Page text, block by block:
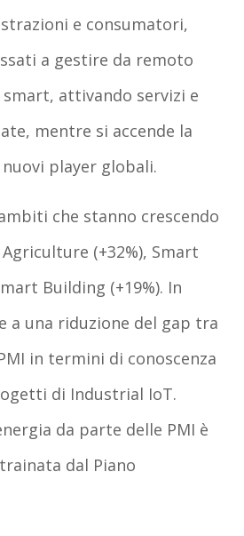
e consumatori,
a gestire da remoto
attivando servizi e
mentre si accende la
player globali.
che stanno crescendo
(+32%), Smart
Building (+19%). In
a una riduzione del gap tra
in termini di conoscenza
di Industrial IoT.
da parte delle PMI è
dal Piano